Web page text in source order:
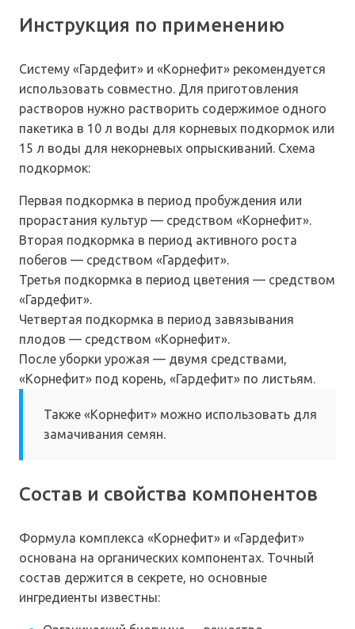
Инструкция по применению
Систему «Гардефит» и «Корнефит» рекомендуется
использовать совместно. Для приготовления
растворов нужно растворить содержимое одного
пакетика в 10 л воды для корневых подкормок или
15 л воды для некорневых опрыскиваний. Схема
подкормок:
Первая подкормка в период пробуждения или
прорастания культур — средством «Корнефит».
Вторая подкормка в период активного роста
побегов — средством «Гардефит».
Третья подкормка в период цветения — средством
«Гардефит».
Четвертая подкормка в период завязывания
плодов — средством «Корнефит».
После уборки урожая — двумя средствами,
«Корнефит» под корень, «Гардефит» по листьям.
Также «Корнефит» можно использовать для
замачивания семян.
Состав и свойства компонентов
Формула комплекса «Корнефит» и «Гардефит»
основана на органических компонентах. Точный
состав держится в секрете, но основные
ингредиенты известны: